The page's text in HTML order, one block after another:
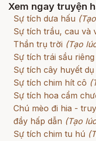
Xem ngay truyện
Sự tích dưa hấu
Sự tích trầu, cau và
Thần trụ trời (Tạo
Sự tích trái sầu riêng
Sự tích cây huyết dụ
Sự tích chim hít cô
Sự tích hoa cẩm
Chú mèo đi hia -
đầy hấp dẫn (Tạo
Sự tích chim tu hú